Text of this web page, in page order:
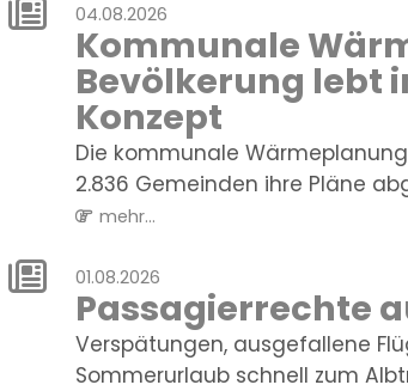
04.08.2026
Kommunale
Bevölkerung lebt
Konzept
Die kommunale
2.836 Gemeinden ihre Pläne
mehr...
01.08.2026
Passagierrechte
Verspätungen, ausgefallene
Sommerurlaub schnell zum